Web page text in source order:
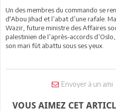
Un des membres du commando se
d'Abou Jihad et l’abat d’une rafale.
Wazir, future ministre des Affaires
palestinien de l’après-accords
son mari fût abattu sous ses yeux.
Envoyer à un ami
VOUS AIMEZ CET